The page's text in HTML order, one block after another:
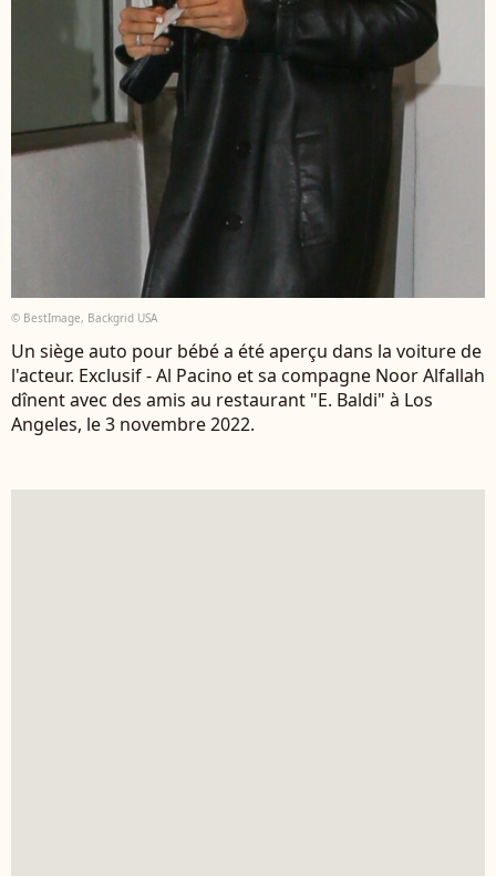
© BestImage, Backgrid USA
Un siège auto pour bébé a été aperçu dans la voiture de
l'acteur. Exclusif - Al Pacino et sa compagne Noor Alfallah
dînent avec des amis au restaurant "E. Baldi" à Los
Angeles, le 3 novembre 2022.